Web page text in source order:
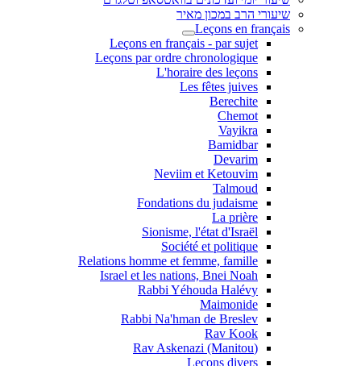
שיעורי הרב במכון מאיר
Leçons en français
Leçons en français - par sujet
Leçons par ordre chronologique
L'horaire des leçons
Les fêtes juives
Berechite
Chemot
Vayikra
Bamidbar
Devarim
Neviim et Ketouvim
Talmoud
Fondations du judaisme
La prière
Sionisme, l'état d'Israël
Société et politique
Relations homme et femme, famille
Israel et les nations, Bnei Noah
Rabbi Yéhouda Halévy
Maimonide
Rabbi Na'hman de Breslev
Rav Kook
(Rav Askenazi (Manitou
Leçons divers